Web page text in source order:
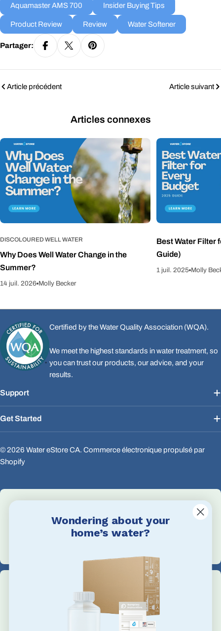
Aquamaster AMS 700
Insider Buying Tips
Product Review Review Water Softener
Partager:
Article précédent Article suivant
Articles connexes
DISCOLOURED WELL WATER
Why Does Well Water Change in the
Summer?
14 juil. 2026 Molly Becker
Best Water Filter
Guide)
1 juil. 2025 Molly
Certified by the Water Quality Association (WQA).
We meet the highest standards in water treatment, so
you can trust our products, our advice, and your
results.
Support
Get Started
© 2026 Water eStore CA. Commerce électronique propulsé par
Shopify
Email Us
Call Us
+1 705-527-5900
Wondering about your
home’s water?